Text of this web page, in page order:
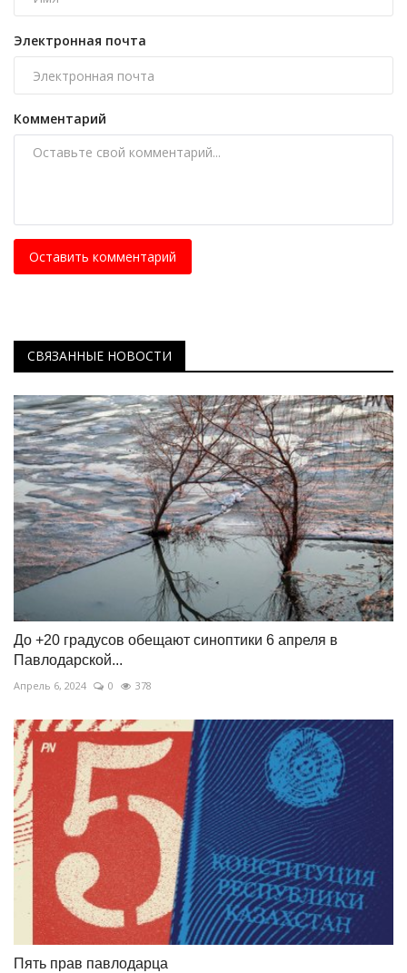
Электронная почта
Комментарий
Оставить комментарий
СВЯЗАННЫЕ НОВОСТИ
До +20 градусов обещают синоптики 6 апреля в
Павлодарской...
Апрель 6, 2024 0 378
Пять прав павлодарца